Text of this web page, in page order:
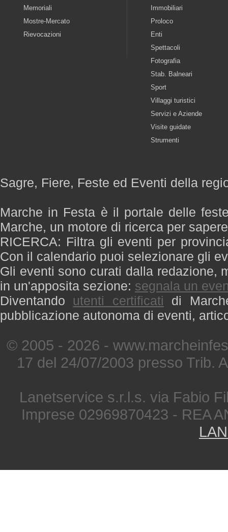
Memoriali
Mostre-Mercato
Rievocazioni
Immobiliari
Proloco
Enti
Spettacoli
Fotografia
Stab. Balneari
Sport
Villaggi turistici
Servizi e Aziende
Visite guidate
Strumenti
Sagre, Fiere, Feste ed Eventi della
Marche in Festa è il portale delle
Marche, un motore di ricerca per
RICERCA: Filtra gli eventi per
Con il calendario puoi selezionare gli
Gli eventi sono curati dalla redazione,
in un'apposita sezione: segnala un
Diventando utenti certificati di
pubblicazione autonoma di eventi,
© 2005 - 2026 -
17 del 24/07/2003 presso Trib.
Lanetservice s.r.l.s. via Fabio
Imprese 02969870423 - REA